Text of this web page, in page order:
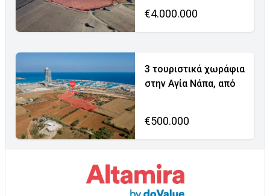
€4.000.000
3 τουριστικά χωράφια
στην Αγία Νάπα, από
€500.000